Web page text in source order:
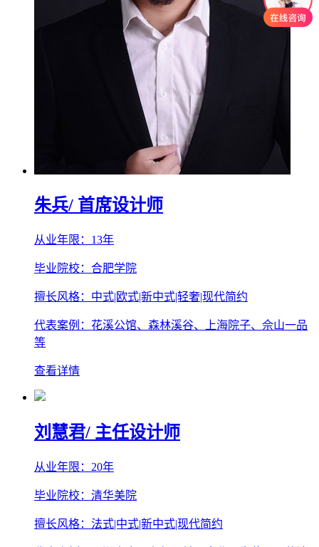
朱兵/ 首席设计师
从业年限：13年
毕业院校：合肥学院
擅长风格：中式|欧式|新中式|轻奢|现代简约
代表案例：花溪公馆、森林溪谷、上海院子、佘山一品
等
查看详情
刘慧君/ 主任设计师
从业年限：20年
毕业院校：清华美院
擅长风格：法式|中式|新中式|现代简约